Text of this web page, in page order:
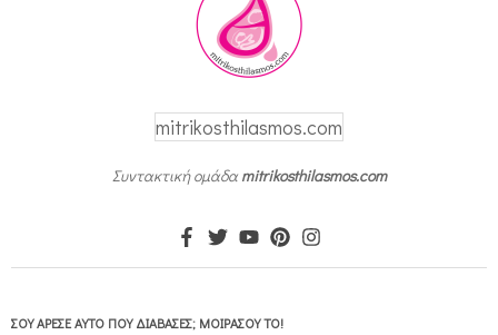
mitrikosthilasmos.com
Συντακτική ομάδαmitrikosthilasmos.com
ΣΟΥ ΆΡΕΣΕ ΑΥΤΌ ΠΟΥ ΔΙΆΒΑΣΕΣ; ΜΟΙΡΆΣΟΥ ΤΟ!